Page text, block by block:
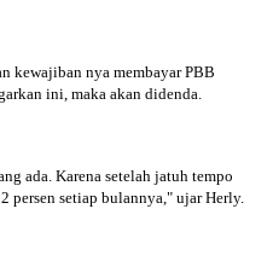
kewajiban nya membayar PBB
ini, maka akan didenda.
ada. Karena setelah jatuh tempo
persen setiap bulannya," ujar Herly.